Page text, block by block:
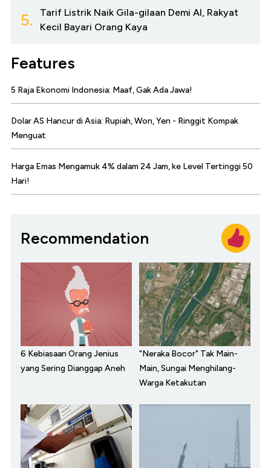
5.
Tarif Listrik Naik Gila-gilaan Demi AI, Rakyat
Kecil Bayari Orang Kaya
Features
5 Raja Ekonomi Indonesia: Maaf, Gak Ada Jawa!
Dolar AS Hancur di Asia: Rupiah, Won, Yen - Ringgit Kompak
Menguat
Harga Emas Mengamuk 4% dalam 24 Jam, ke Level Tertinggi 50
Hari!
Recommendation
6 Kebiasaan Orang Jenius
yang Sering Dianggap Aneh
"Neraka Bocor" Tak Main-
Main, Sungai Menghilang-
Warga Ketakutan